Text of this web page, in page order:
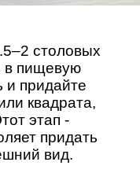
столовых
в пищевую
и придайте
квадрата,
этап -
придать
вид.